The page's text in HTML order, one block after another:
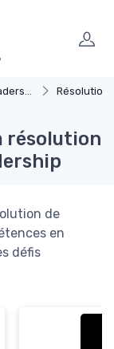
Résolution
résolution
de
en
défis